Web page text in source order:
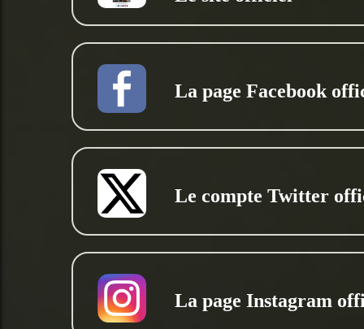
La page Facebook
Le compte Twitter
La page Instagram